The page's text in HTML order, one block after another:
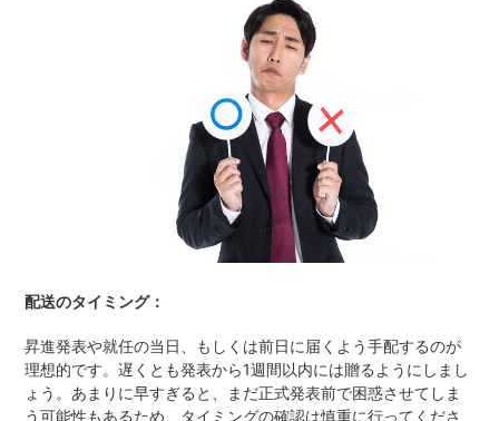
配送のタイミング：
昇進発表や就任の当日、もしくは前日に届くよう手配するのが
理想的です。遅くとも発表から1週間以内には贈るようにしまし
ょう。あまりに早すぎると、まだ正式発表前で困惑させてしま
う可能性もあるため、タイミングの確認は慎重に行ってくださ